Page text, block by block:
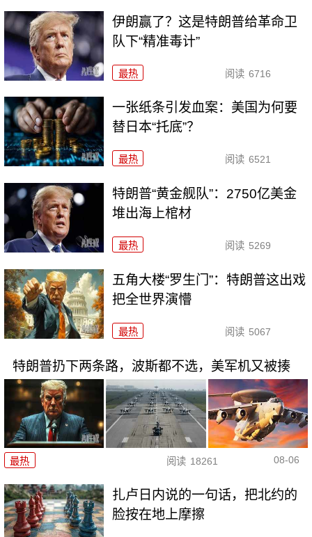
伊朗赢了？这是特朗普给革命卫
队下“精准毒计”
最热 阅读 6716
一张纸条引发血案：美国为何要
替日本“托底”？
最热 阅读 6521
特朗普“黄金舰队”：2750亿美金
堆出海上棺材
最热 阅读 5269
五角大楼“罗生门”：特朗普这出戏
把全世界演懵
最热 阅读 5067
特朗普扔下两条路，波斯都不选，美军机又被揍
最热 阅读 18261 08-06
扎卢日内说的一句话，把北约的
脸按在地上摩擦